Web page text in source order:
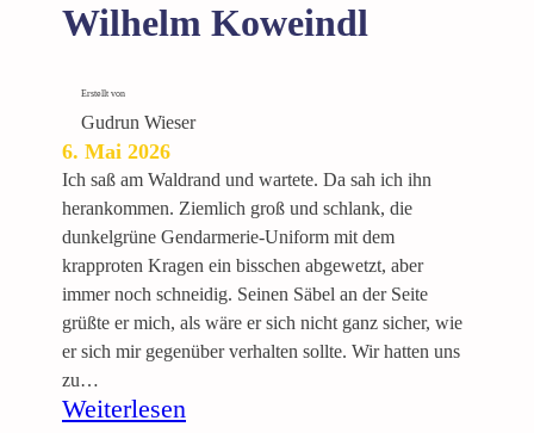
Wilhelm Koweindl
Erstellt von
Gudrun Wieser
6. Mai 2026
Ich saß am Waldrand und wartete. Da sah ich ihn
herankommen. Ziemlich groß und schlank, die
dunkelgrüne Gendarmerie-Uniform mit dem
krapproten Kragen ein bisschen abgewetzt, aber
immer noch schneidig. Seinen Säbel an der Seite
grüßte er mich, als wäre er sich nicht ganz sicher, wie
er sich mir gegenüber verhalten sollte. Wir hatten uns
zu…
Weiterlesen